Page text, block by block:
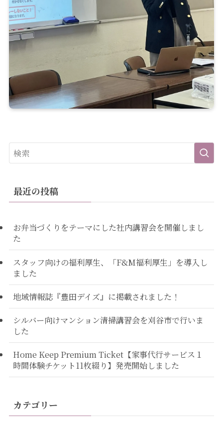
最近の投稿
お弁当づくりをテーマにした社内講習会を開催しまし
た
スタッフ向けの福利厚生、「F&M福利厚生」を導入し
ました
地域情報誌『豊田デイズ』に掲載されました！
シルバー向けマンション清掃講習会を刈谷市で行いま
した
Home Keep Premium Ticket【家事代行サービス１
時間体験チケット11枚綴り】発売開始しました
カテゴリー